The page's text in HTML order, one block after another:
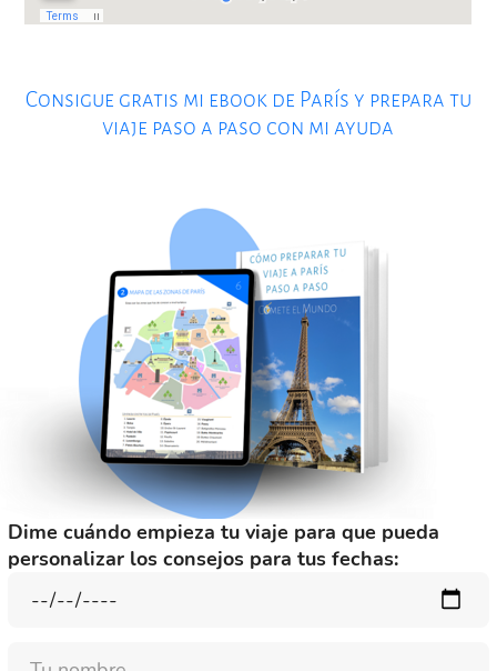
Consigue gratis mi ebook de París y prepara tu
viaje paso a paso con mi ayuda
Dime cuándo empieza tu viaje para que pueda
personalizar los consejos para tus fechas:
Nombre